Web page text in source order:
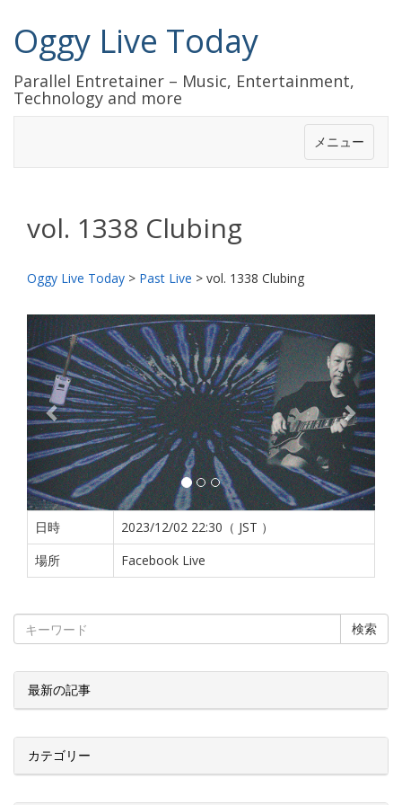
Oggy Live Today
Parallel Entretainer – Music, Entertainment,
Technology and more
メニュー
vol. 1338 Clubing
Oggy Live Today > Past Live > vol. 1338 Clubing
前
へ
次
へ
日時
2023/12/02 22:30（ JST ）
場所
Facebook Live
検索
最新の記事
カテゴリー